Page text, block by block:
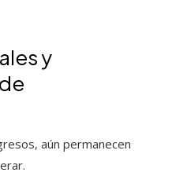
y
aún permanecen